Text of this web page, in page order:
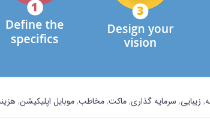
, زیبایی, سرمایه گذاری,ماکت,مخاطب,موبایل اپلیکیشن,